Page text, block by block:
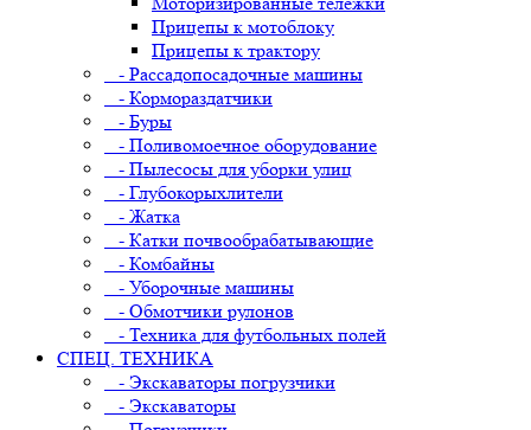
Прицепы к мотоблоку
Прицепы к трактору
- Рассадопосадочные машины
- Кормораздатчики
- Буры
- Поливомоечное оборудование
- Пылесосы для уборки улиц
- Глубокорыхлители
- Жатка
- Катки почвообрабатывающие
- Комбайны
- Уборочные машины
- Обмотчики рулонов
- Техника для футбольных полей
СПЕЦ. ТЕХНИКА
- Экскаваторы погрузчики
- Экскаваторы